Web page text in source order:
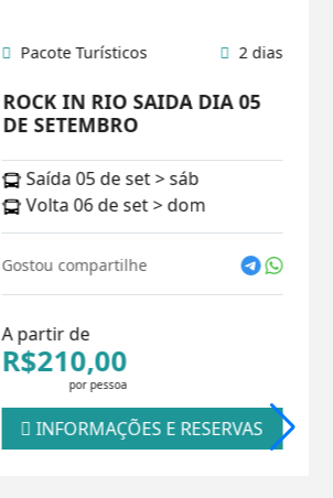
Pacote Turísticos 2 dias
ROCK IN RIO SAIDA DIA 05
DE SETEMBRO
Saída 05 de set > sáb
Volta 06 de set > dom
Gostou compartilhe
A partir de
R$210,00
por pessoa
INFORMAÇÕES E RESERVAS